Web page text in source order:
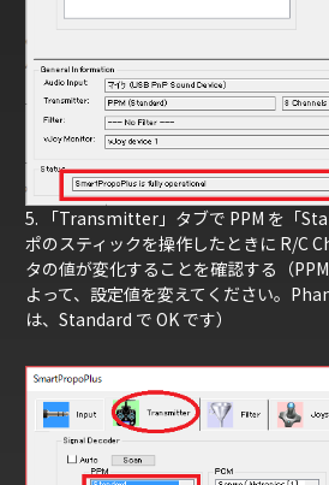
5. 「Transmitter」タブで PPM を「
ポのスティックを操作したときに R/C
タの値が変化することを確認する（
よって、設定値を変えてください。
は、Standard で OK です）